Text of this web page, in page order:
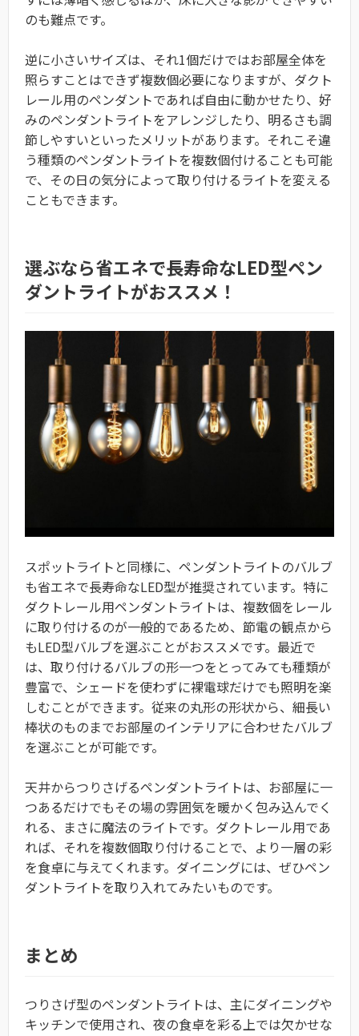
のも難点です。
逆に小さいサイズは、それ1個だけではお部屋全体を
照らすことはできず複数個必要になりますが、ダクト
レール用のペンダントであれば自由に動かせたり、好
みのペンダントライトをアレンジしたり、明るさも調
節しやすいといったメリットがあります。それこそ違
う種類のペンダントライトを複数個付けることも可能
で、その日の気分によって取り付けるライトを変える
こともできます。
選ぶなら省エネで長寿命なLED型ペン
ダントライトがおススメ！
スポットライトと同様に、ペンダントライトのバルブ
も省エネで長寿命なLED型が推奨されています。特に
ダクトレール用ペンダントライトは、複数個をレール
に取り付けるのが一般的であるため、節電の観点から
もLED型バルブを選ぶことがおススメです。最近で
は、取り付けるバルブの形一つをとってみても種類が
豊富で、シェードを使わずに裸電球だけでも照明を楽
しむことができます。従来の丸形の形状から、細長い
棒状のものまでお部屋のインテリアに合わせたバルブ
を選ぶことが可能です。
天井からつりさげるペンダントライトは、お部屋に一
つあるだけでもその場の雰囲気を暖かく包み込んでく
れる、まさに魔法のライトです。ダクトレール用であ
れば、それを複数個取り付けることで、より一層の彩
を食卓に与えてくれます。ダイニングには、ぜひペン
ダントライトを取り入れてみたいものです。
まとめ
つりさげ型のペンダントライトは、主にダイニングや
キッチンで使用され、夜の食卓を彩る上では欠かせな